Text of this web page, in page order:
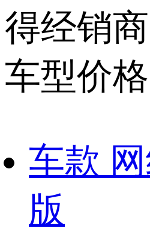
得经销
车型价格
车款
版